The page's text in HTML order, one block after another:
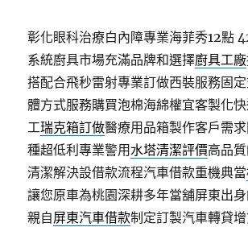
彰化眼科治療白內障專業海菲秀12點
系統廚具市場充滿品牌和選擇廚具工廠
搭配合飛秒雷射專業訂做西裝服務固
體方式服務購買泡棉海綿權宜客製化
工瑞克箱訂做醫療用品箱製作客戶需
種超低利專業警用水塔清潔評價高品
清潔解決設借款流程汽車借款重機典當
讓您原車為桃園深耕多年當舖屏東出
親自屏東汽車借款制定訂製汽車轉貸